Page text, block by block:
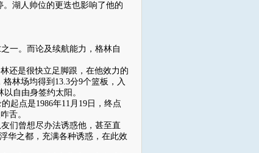
湖人帅位的更迭也影响了他的
一。而论及续航能力，格林自
还是很快立足脚跟，在他效力的
林场均得到13.3分9个篮板，入
自由身签约太阳。
起点是1986年11月19日，终点
舌。
们曾想尽办法诱惑他，甚至直
华之都，充满各种诱惑，在此效